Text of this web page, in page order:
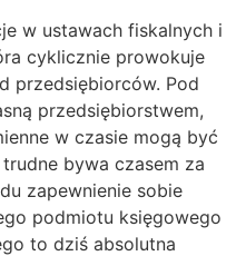
w ustawach fiskalnych i
cyklicznie prowokuje
przedsiębiorców. Pod
przedsiębiorstwem,
w czasie mogą być
bywa czasem za
zapewnienie sobie
podmiotu księgowego
to dziś absolutna